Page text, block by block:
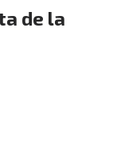
de la